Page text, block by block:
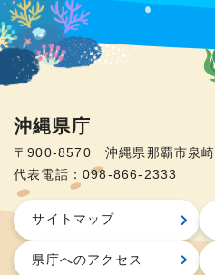
沖縄県庁
〒900-8570 沖縄県那覇市泉
代表電話：098-866-2333
サイトマップ
県庁へのアクセス